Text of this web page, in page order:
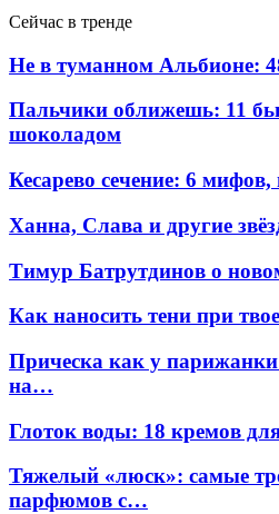
Сейчас в тренде
Не в туманном Альбионе:
Пальчики оближешь: 11
шоколадом
Кесарево сечение: 6
Ханна, Слава и другие
Тимур Батрутдинов о
Как наносить тени при
Прическа как у
на…
Глоток воды: 18 кремов
Тяжелый «люск»: самые
парфюмов с…